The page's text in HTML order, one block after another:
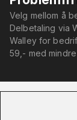
Velg mellom å
Delbetaling via
Walley for
59,- med